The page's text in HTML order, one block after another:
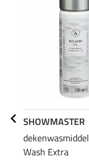
SHOWMASTER
Wash Extra